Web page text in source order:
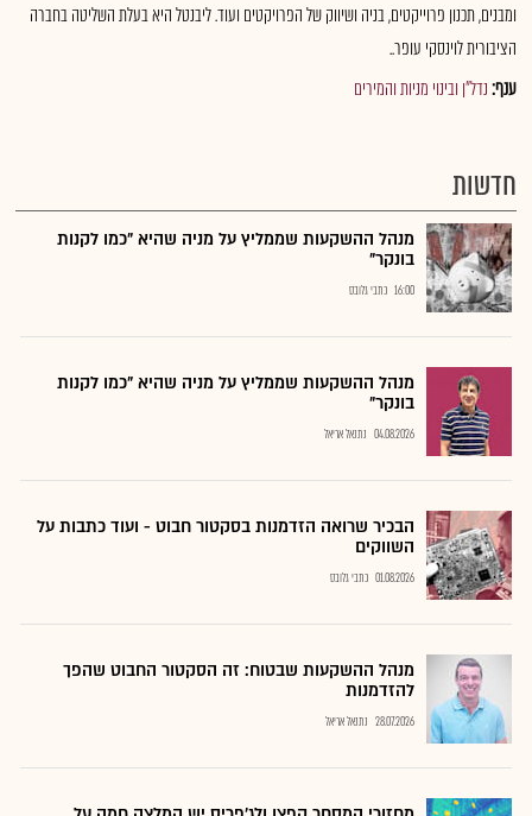
ומבנים, תכנון פרוייקטים, בניה ושיווק של הפרויקטים ועוד. ליבנטל היא בעלת השליטה בחברה
הציבורית לוינסקי עופר..
ענף:נדל"ן ובינוי מניות והמירים
חדשות
מנהל ההשקעות שממליץ על מניה שהיא "כמו לקנות
בונקר"
16:00 כתבי גלובס
מנהל ההשקעות שממליץ על מניה שהיא "כמו לקנות
בונקר"
04.08.2026 נתנאל אריאל
הבכיר שרואה הזדמנות בסקטור חבוט - ועוד כתבות על
השווקים
01.08.2026 כתבי גלובס
מנהל ההשקעות שבטוח: זה הסקטור החבוט שהפך
להזדמנות
28.07.2026 נתנאל אריאל